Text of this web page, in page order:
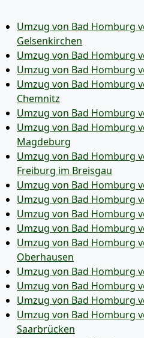
Umzug von Bad Homburg
Gelsenkirchen
Umzug von Bad Homburg
Umzug von Bad Homburg
Umzug von Bad Homburg
Chemnitz
Umzug von Bad Homburg
Umzug von Bad Homburg
Magdeburg
Umzug von Bad Homburg
Freiburg im Breisgau
Umzug von Bad Homburg
Umzug von Bad Homburg
Umzug von Bad Homburg
Umzug von Bad Homburg
Umzug von Bad Homburg
Oberhausen
Umzug von Bad Homburg
Umzug von Bad Homburg
Umzug von Bad Homburg
Umzug von Bad Homburg
Saarbrücken